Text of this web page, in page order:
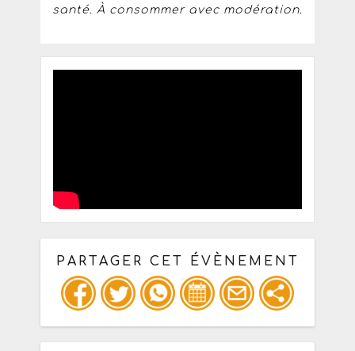
santé. À consommer avec modération.
PARTAGER CET ÉVÈNEMENT
Copiez les infos ci-dessous pour un
: mail / forum / réseau social